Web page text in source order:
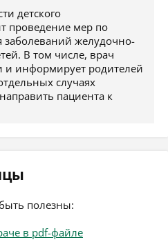
детского
проведение мер по
заболеваний желудочно-
В том числе, врач
и информирует родителей
случаях
пациента к
полезны:
в pdf-файле